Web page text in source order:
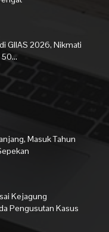
GIIAS 2026, Nikmati
Masuk Tahun
Kejagung
Pengusutan Kasus